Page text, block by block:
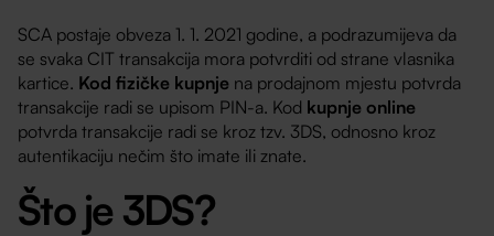
SCA postaje obveza 1. 1. 2021 godine, a podrazumijeva da
se svaka CIT transakcija mora potvrditi od strane vlasnika
kartice. Kod fizičke kupnje na prodajnom mjestu potvrda
transakcije radi se upisom PIN-a. Kod kupnje online
potvrda transakcije radi se kroz tzv. 3DS, odnosno kroz
autentikaciju nečim što imate ili znate.
Što je 3DS?